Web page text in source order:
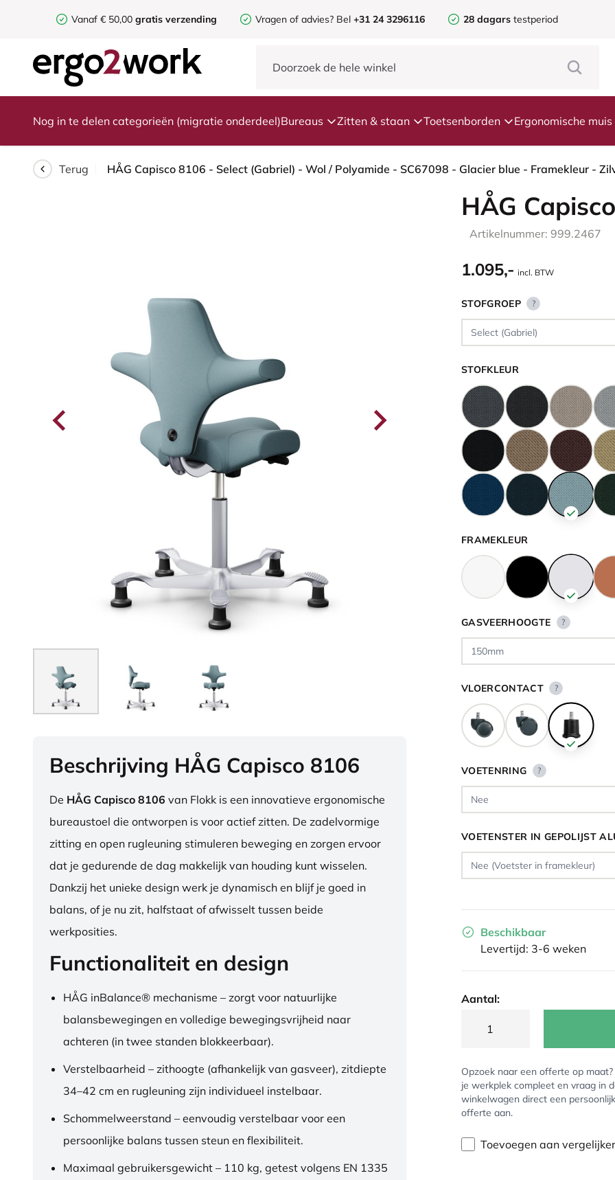
Vanaf € 50,00 gratis verzending Vragen of advies? Bel +31 24 3296116 28 dagars testperiod
Nog in te delen categorieën (migratie onderdeel)Bureaus Zitten & staan Toetsenborden Ergonomische muis
Terug
Beschrijving HÅG Capisco 8106
De HÅG Capisco 8106 van Flokk is een innovatieve ergonomische
bureaustoel die ontworpen is voor actief zitten. De zadelvormige
zitting en open rugleuning stimuleren beweging en zorgen ervoor
dat je gedurende de dag makkelijk van houding kunt wisselen.
Dankzij het unieke design werk je dynamisch en blijf je goed in
balans, of je nu zit, halfstaat of afwisselt tussen beide
werkposities.
Functionaliteit en design
HÅG inBalance® mechanisme – zorgt voor natuurlijke
balansbewegingen en volledige bewegingsvrijheid naar
achteren (in twee standen blokkeerbaar).
Verstelbaarheid – zithoogte (afhankelijk van gasveer), zitdiepte
34–42 cm en rugleuning zijn individueel instelbaar.
Schommelweerstand – eenvoudig verstelbaar voor een
persoonlijke balans tussen steun en flexibiliteit.
Maximaal gebruikersgewicht – 110 kg, getest volgens EN 1335
HÅG
Artikelnummer: 999.2467
1.095,- incl. BTW
STOFGROEP ?
STOFKLEUR
FRAMEKLEUR
GASVEERHOOGTE ?
VLOERCONTACT ?
VOETENRING ?
VOETENSTER IN GEPOLIJST
Beschikbaar
Levertijd: 3-6 weken
Aantal:
Opzoek naar een offerte op
je werkplek compleet en vraag in
winkelwagen direct een
offerte aan.
Toevoegen aan vergelijker